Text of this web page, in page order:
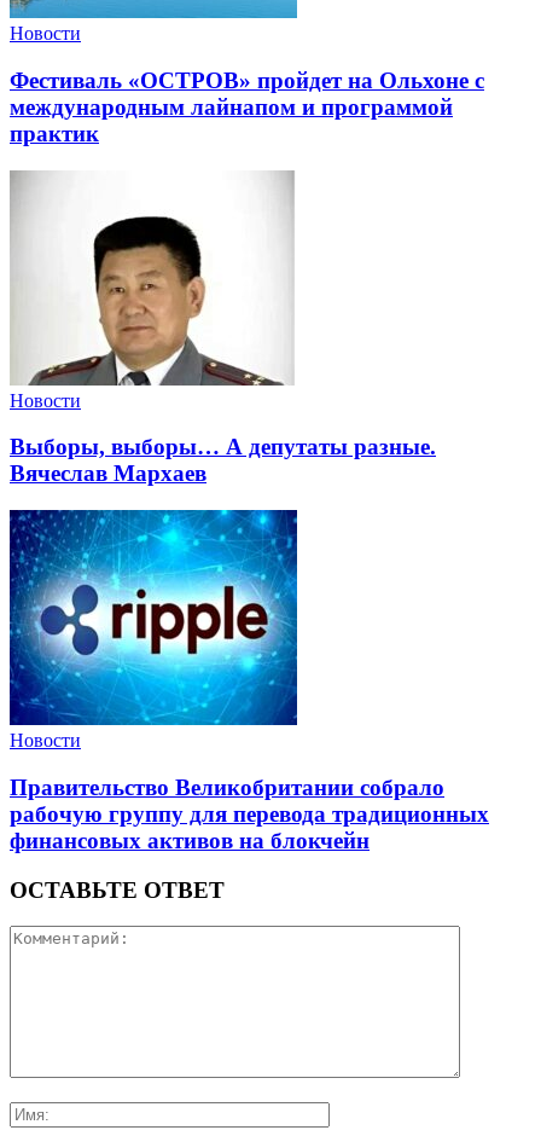
Новости
Фестиваль «ОСТРОВ» пройдет на Ольхоне с
международным лайнапом и программой
практик
Новости
Выборы, выборы… А депутаты разные.
Вячеслав Мархаев
Новости
Правительство Великобритании собрало
рабочую группу для перевода традиционных
финансовых активов на блокчейн
ОСТАВЬТЕ ОТВЕТ